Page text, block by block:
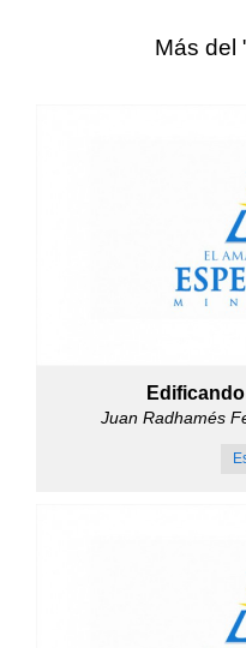
Más del
Juan Radhamés